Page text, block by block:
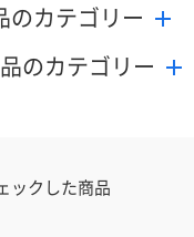
のカテゴリー
のカテゴリー
ックした商品